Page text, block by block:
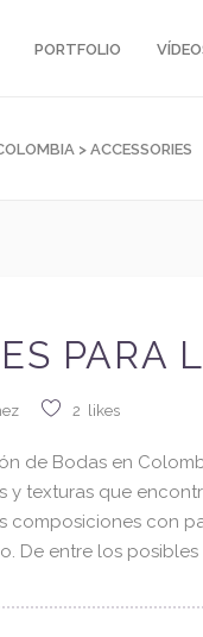
PORTFOLIO
> ACCESSORIES
PARA
2 likes
de Bodas en
y texturas que
composiciones con
De entre los